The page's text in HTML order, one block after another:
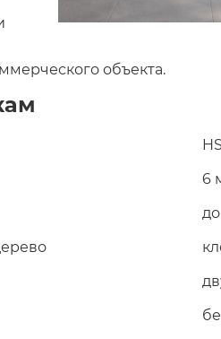
объекта.
HS
6